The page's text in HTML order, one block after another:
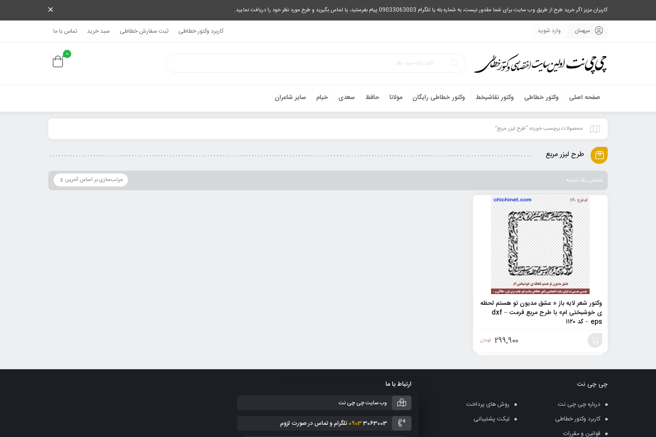
کاربران عزیز اگر خرید طرح از طریق وب سایت برای شما مقدور نیست، به شماره بله یا تلگرام 09033063003 پیام بفرستید، یا تماس بگیرید و طرح مورد نظر خود را دریافت نمایید.
میهمان وارد شوید کاربرد وکتور خطاطی ثبت سفارش خطاطی سبد خرید تماس با ما
0
صفحه اصلی وکتور خطاطی وکتور نقاشیخط وکتور خطاطی رایگان مولانا حافظ سعدی خیام سایر شاعران
محصولات برچسب خورده “طرح لیزر مربع”
طرح لیزر مربع
نمایش یک نتیجه
وکتور شعر لایه باز « عشق مدیون تو هستم لحظه
ی خوشبختی ام» با طرح مربع فرمت dxf –
eps – کد ۱۱۲۰
299,900 تومان
چی چی نت
درباره چی چی نت
روش های پرداخت
کاربرد وکتور خطاطی
تیکت پشتیبانی
قوانین و مقررات
ارتباط با ما
وب سایت چی چی نت
09033063003 تلگرام و تماس در صورت لزوم